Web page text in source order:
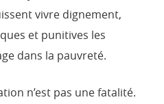
vivre dignement,
et punitives les
dans la pauvreté.
n’est pas une fatalité.